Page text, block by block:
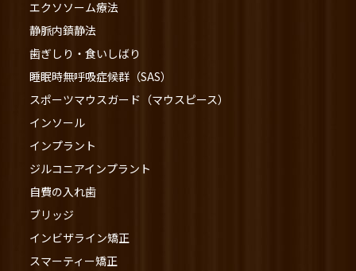
エクソソーム療法
静脈内鎮静法
歯ぎしり・食いしばり
睡眠時無呼吸症候群（SAS）
スポーツマウスガード（マウスピース）
インソール
インプラント
ジルコニアインプラント
自費の入れ歯
ブリッジ
インビザライン矯正
スマーティー矯正